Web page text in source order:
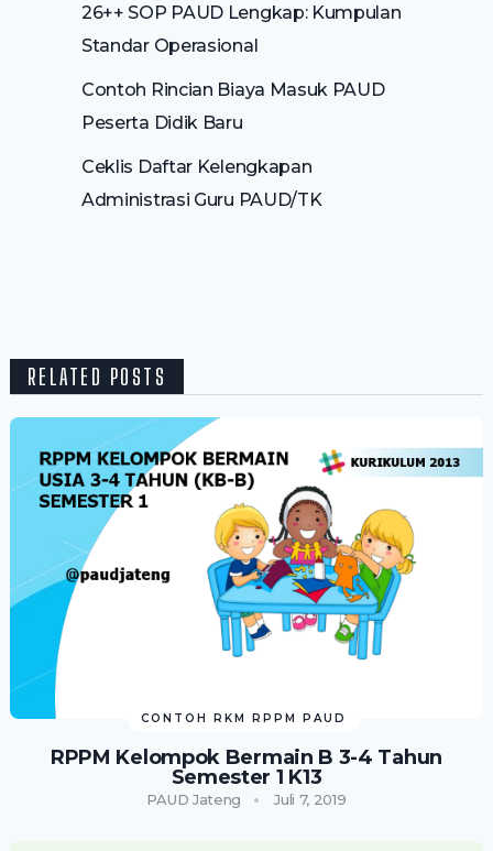
26++ SOP PAUD Lengkap: Kumpulan
Standar Operasional
Contoh Rincian Biaya Masuk PAUD
Peserta Didik Baru
Ceklis Daftar Kelengkapan
Administrasi Guru PAUD/TK
RELATED POSTS
CONTOH RKM RPPM PAUD
RPPM Kelompok Bermain B 3-4 Tahun
Semester 1 K13
PAUD Jateng Juli 7, 2019